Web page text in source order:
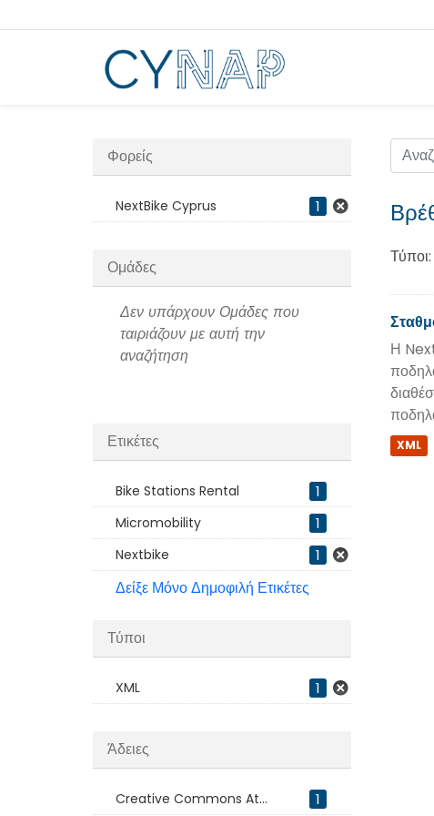
στο
Φορείς
NextBike Cyprus 1
Ομάδες
Δεν υπάρχουν Ομάδες που
ταιριάζουν με αυτή την
αναζήτηση
Ετικέτες
Bike Stations Rental 1
Micromobility 1
Nextbike 1
Δείξε Μόνο Δημοφιλή Ετικέτες
Τύποι
XML 1
Άδειες
Creative Commons At... 1
Τύποι:
Η
XML